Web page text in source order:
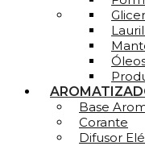
Base
Corante
Difusor